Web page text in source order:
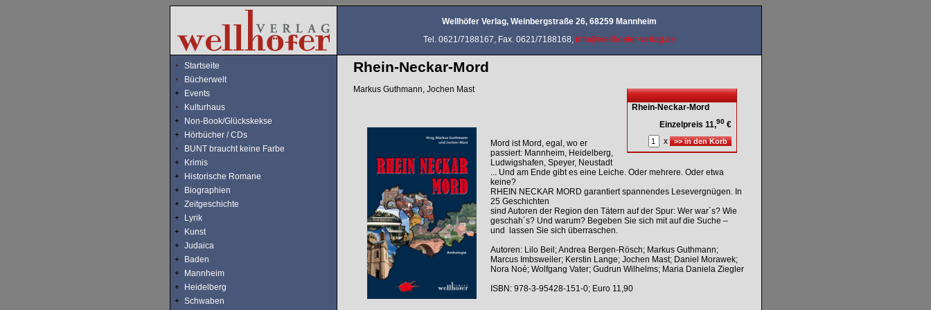
Wellhöfer Verlag, Weinbergstraße 26, 68259 Mannheim
Tel. 0621/7188167, Fax. 0621/7188168, info@wellhoefer-verlag.de
Startseite
Bücherwelt
Events
Kulturhaus
Non-Book/Glückskekse
Hörbücher / CDs
BUNT braucht keine Farbe
Krimis
Historische Romane
Biographien
Zeitgeschichte
Lyrik
Kunst
Judaica
Baden
Mannheim
Heidelberg
Schwaben
Rhein-Neckar-Mord
Rhein-Neckar-Mord
Einzelpreis 11,90 €
x
Markus Guthmann, Jochen Mast
Mord ist Mord, egal, wo er
passiert: Mannheim, Heidelberg,
Ludwigshafen, Speyer, Neustadt
... Und am Ende gibt es eine Leiche. Oder mehrere. Oder etwa
keine?
RHEIN NECKAR MORD garantiert spannendes Lesevergnügen. In
25 Geschichten
sind Autoren der Region den Tätern auf der Spur: Wer war´s? Wie
geschah´s? Und warum? Begeben Sie sich mit auf die Suche –
und lassen Sie sich überraschen.
Autoren: Lilo Beil; Andrea Bergen-Rösch; Markus Guthmann;
Marcus Imbsweiler; Kerstin Lange; Jochen Mast; Daniel Morawek;
Nora Noé; Wolfgang Vater; Gudrun Wilhelms; Maria Daniela Ziegler
ISBN: 978-3-95428-151-0; Euro 11,90